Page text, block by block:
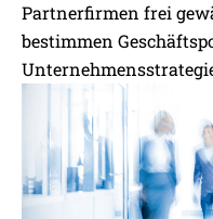
Partnerfirmen frei
bestimmen